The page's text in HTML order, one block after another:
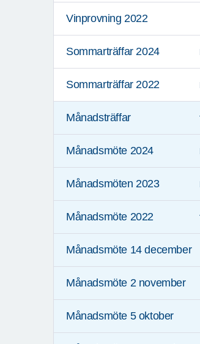
Vinprovning 2022
Sommarträffar 2024
Sommarträffar 2022
Månadsträffar
Månadsmöte 2024
Månadsmöten 2023
Månadsmöte 2022
Månadsmöte 14 december
Månadsmöte 2 november
Månadsmöte 5 oktober